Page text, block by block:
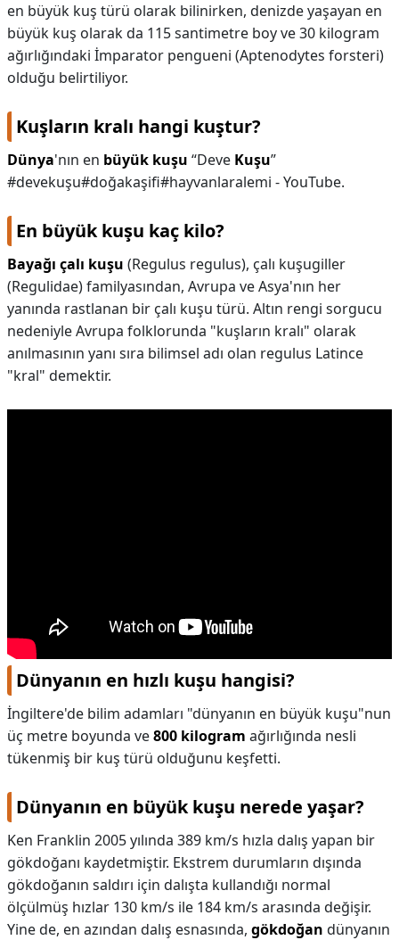
en büyük kuş türü olarak bilinirken, denizde yaşayan en
büyük kuş olarak da 115 santimetre boy ve 30 kilogram
ağırlığındaki İmparator pengueni (Aptenodytes forsteri)
olduğu belirtiliyor.
Kuşların kralı hangi kuştur?
Dünya'nın en büyük kuşu “Deve Kuşu”
#devekuşu#doğakaşifi#hayvanlaralemi - YouTube.
En büyük kuşu kaç kilo?
Bayağı çalı kuşu (Regulus regulus), çalı kuşugiller
(Regulidae) familyasından, Avrupa ve Asya'nın her
yanında rastlanan bir çalı kuşu türü. Altın rengi sorgucu
nedeniyle Avrupa folklorunda "kuşların kralı" olarak
anılmasının yanı sıra bilimsel adı olan regulus Latince
"kral" demektir.
Dünyanın en hızlı kuşu hangisi?
İngiltere'de bilim adamları "dünyanın en büyük kuşu"nun
üç metre boyunda ve800 kilogram ağırlığında nesli
tükenmiş bir kuş türü olduğunu keşfetti.
Dünyanın en büyük kuşu nerede yaşar?
Ken Franklin 2005 yılında 389 km/s hızla dalış yapan bir
gökdoğanı kaydetmiştir. Ekstrem durumların dışında
gökdoğanın saldırı için dalışta kullandığı normal
ölçülmüş hızlar 130 km/s ile 184 km/s arasında değişir.
Yine de, en azından dalış esnasında, gökdoğan dünyanın